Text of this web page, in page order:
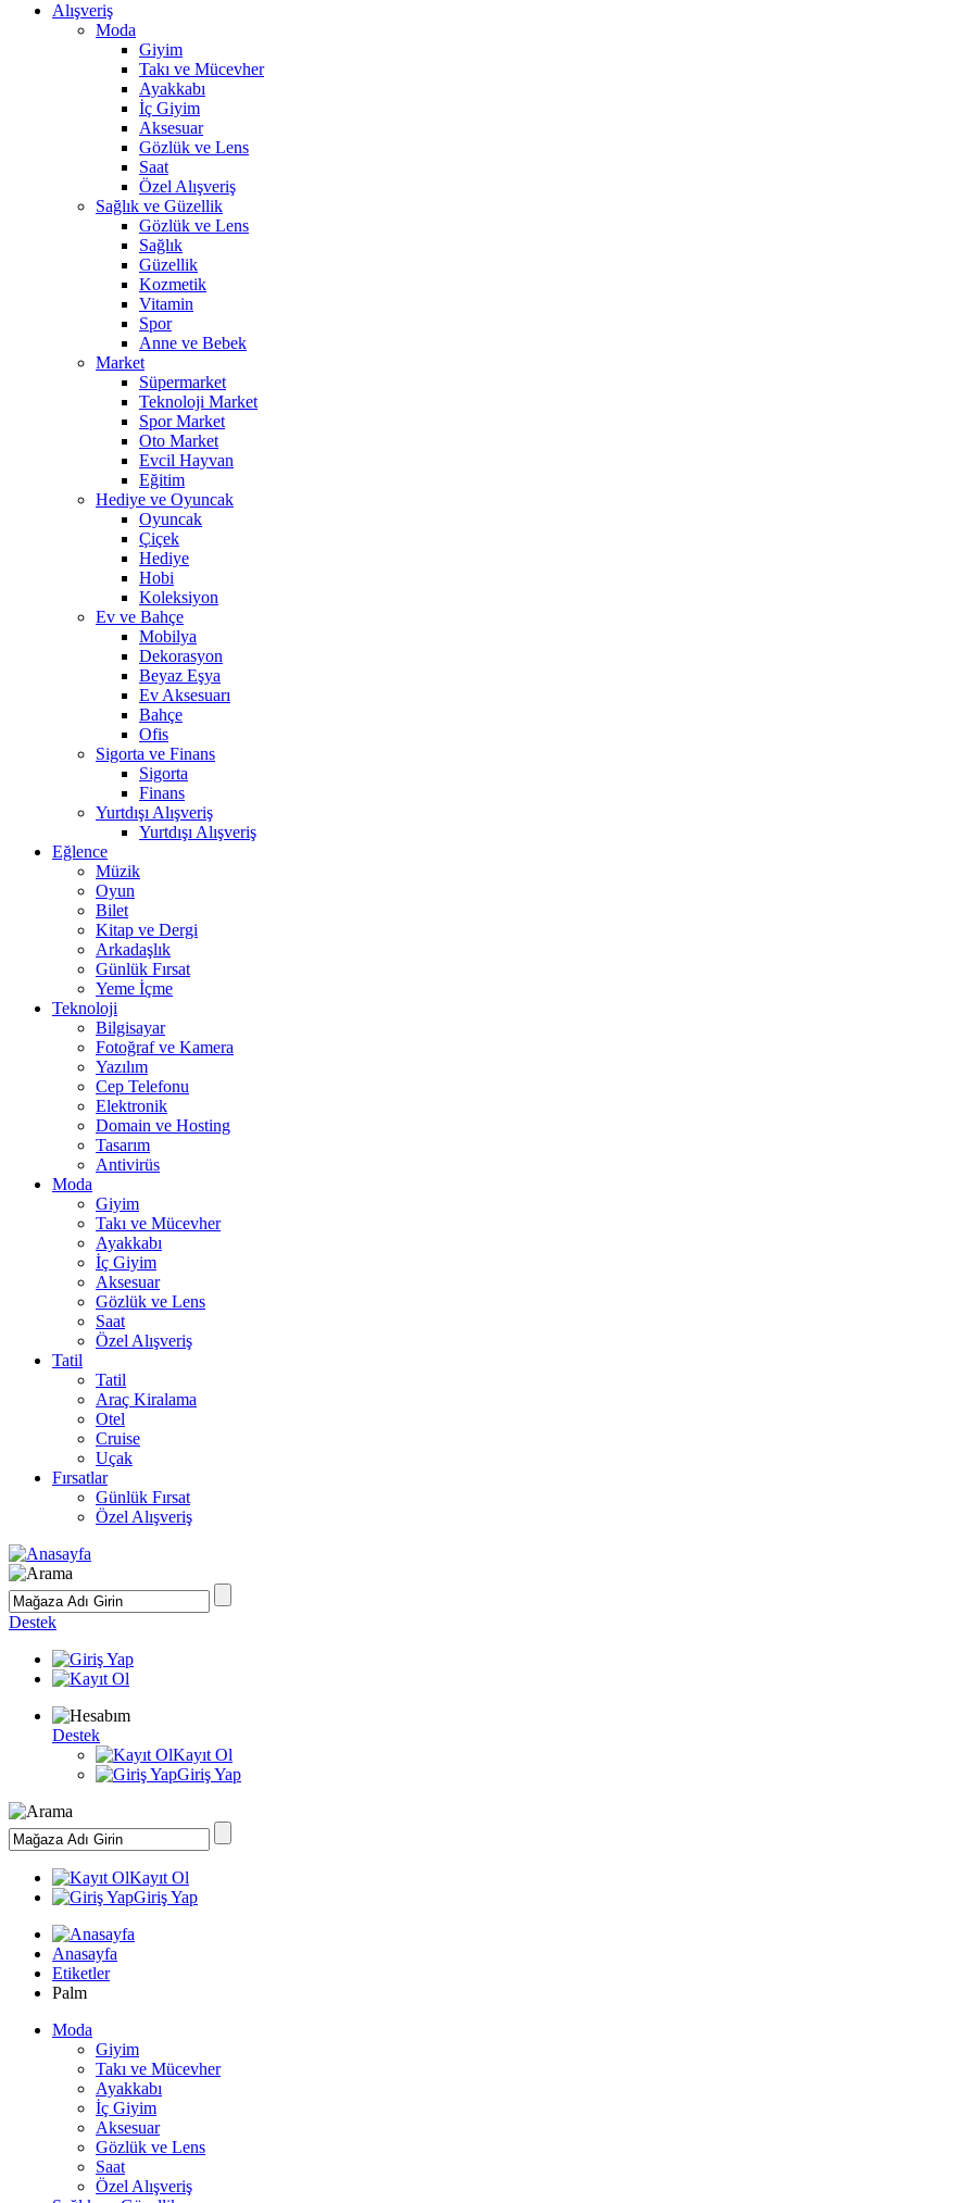
Alışveriş
Moda
Giyim
Takı ve Mücevher
Ayakkabı
İç Giyim
Aksesuar
Gözlük ve Lens
Saat
Özel Alışveriş
Sağlık ve Güzellik
Gözlük ve Lens
Sağlık
Güzellik
Kozmetik
Vitamin
Spor
Anne ve Bebek
Market
Süpermarket
Teknoloji Market
Spor Market
Oto Market
Evcil Hayvan
Eğitim
Hediye ve Oyuncak
Oyuncak
Çiçek
Hediye
Hobi
Koleksiyon
Ev ve Bahçe
Mobilya
Dekorasyon
Beyaz Eşya
Ev Aksesuarı
Bahçe
Ofis
Sigorta ve Finans
Sigorta
Finans
Yurtdışı Alışveriş
Yurtdışı Alışveriş
Eğlence
Müzik
Oyun
Bilet
Kitap ve Dergi
Arkadaşlık
Günlük Fırsat
Yeme İçme
Teknoloji
Bilgisayar
Fotoğraf ve Kamera
Yazılım
Cep Telefonu
Elektronik
Domain ve Hosting
Tasarım
Antivirüs
Moda
Giyim
Takı ve Mücevher
Ayakkabı
İç Giyim
Aksesuar
Gözlük ve Lens
Saat
Özel Alışveriş
Tatil
Tatil
Araç Kiralama
Otel
Cruise
Uçak
Fırsatlar
Günlük Fırsat
Özel Alışveriş
Destek
Destek
Kayıt Ol
Giriş Yap
Kayıt Ol
Giriş Yap
Anasayfa
Etiketler
Palm
Moda
Giyim
Takı ve Mücevher
Ayakkabı
İç Giyim
Aksesuar
Gözlük ve Lens
Saat
Özel Alışveriş